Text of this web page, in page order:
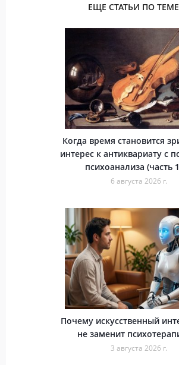
ЕЩЕ СТАТЬИ ПО ТЕМЕ
Когда время становится
интерес к антиквариату с
психоанализа (часть
6 августа 2026 г.
Почему искусственный
не заменит
3 августа 2026 г.